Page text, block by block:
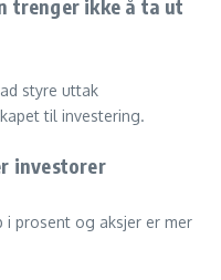
trenger ikke å ta ut
styre uttak
til investering.
investorer
i prosent og aksjer er mer